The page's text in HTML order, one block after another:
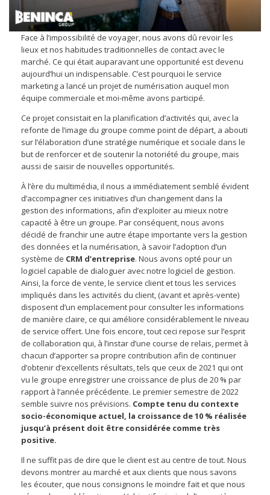
Face à l’impossibilité de voyager, nous avons dû revoir les
lieux et nos habitudes traditionnelles de contact avec le
marché. Ce qui était auparavant une opportunité est devenu
aujourd’hui un indispensable. C’est pourquoi le service
marketing a lancé un projet de numérisation auquel mon
équipe commerciale et moi-même avons participé.
Ce projet consistait en la planification d’activités qui, avec la
refonte de l’image du groupe comme point de départ, a abouti
sur l’élaboration d’une stratégie numérique et sociale dans le
but de renforcer et de soutenir la notoriété du groupe, mais
aussi de saisir de nouvelles opportunités.
À l’ère du multimédia, il nous a immédiatement semblé évident
d’accompagner ces initiatives d’un changement dans la
gestion des informations, afin d’exploiter au mieux notre
capacité à être un groupe. Par conséquent, nous avons
décidé de franchir une autre étape importante vers la gestion
des données et la numérisation, à savoir l’adoption d’un
système de CRM d’entreprise. Nous avons opté pour un
logiciel capable de dialoguer avec notre logiciel de gestion.
Ainsi, la force de vente, le service client et tous les services
impliqués dans les activités du client, (avant et après-vente)
disposent d’un emplacement pour consulter les informations
de manière claire, ce qui améliore considérablement le niveau
de service offert. Une fois encore, tout ceci repose sur l’esprit
de collaboration qui, à l’instar d’une course de relais, permet à
chacun d’apporter sa propre contribution afin de continuer
d’obtenir d’excellents résultats, tels que ceux de 2021 qui ont
vu le groupe enregistrer une croissance de plus de 20 % par
rapport à l’année précédente. Le premier semestre de 2022
semble suivre nos prévisions. Compte tenu du contexte
socio-économique actuel, la croissance de 10 % réalisée
jusqu’à présent doit être considérée comme très
positive.
Il ne suffit pas de dire que le client est au centre de tout. Nous
devons montrer au marché et aux clients que nous savons
les écouter, que nous consignons le moindre fait et que nous